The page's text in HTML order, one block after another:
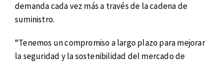
demanda cada vez más a través de la cadena de
suministro.
“Tenemos un compromiso a largo plazo para mejorar
la seguridad y la sostenibilidad del mercado de